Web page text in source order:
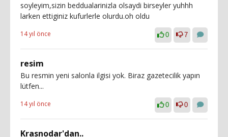
soyleyim,sizin beddualarinizla olsaydi birseyler yuhhh
larken ettiginiz kufurlerle olurdu.oh oldu
14 yıl önce 0 7
resim
Bu resmin yeni salonla ilgisi yok. Biraz gazetecilik yapın
lütfen...
14 yıl önce 0 0
Krasnodar'dan..